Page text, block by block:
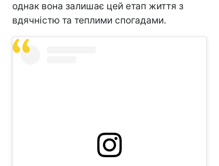
однак вона залишає цей етап життя з
вдячністю та теплими спогадами.